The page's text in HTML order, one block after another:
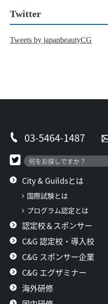
Twitter
Tweets by japanbeautyCG
03-5464-1487
City & Guildsとは
国際試験とは
プログラム認定とは
認定校＆スポンサー
C&G 認定校・導入校
C&G スポンサー企業
C&G エグザミナー
海外研修